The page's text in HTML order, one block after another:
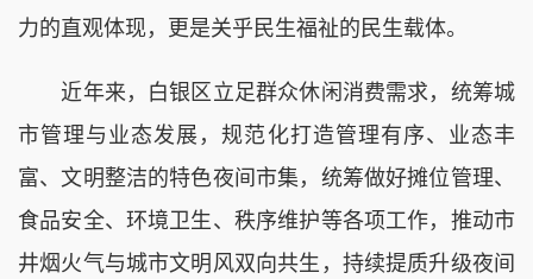
力的直观体现，更是关乎民生福祉的民生载体。
近年来，白银区立足群众休闲消费需求，统筹城
市管理与业态发展，规范化打造管理有序、业态丰
富、文明整洁的特色夜间市集，统筹做好摊位管理、
食品安全、环境卫生、秩序维护等各项工作，推动市
井烟火气与城市文明风双向共生，持续提质升级夜间